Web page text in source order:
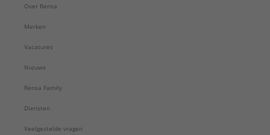
Over Rensa
Merken
Vacatures
Nieuws
Rensa Family
Diensten
Veelgestelde vragen